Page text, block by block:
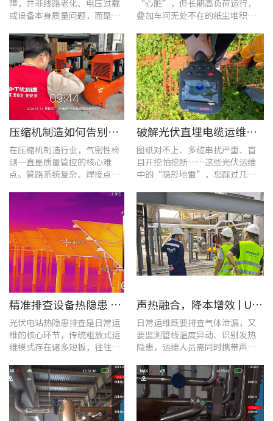
障，并非线路老化、电压过载
或设备本身质量问题，而是谐
易察觉的电能质量隐患导致。
“心脏”，但长期高负荷运行，
叠加车间无处不在的纸尘堆积，
端隐性发热。
压缩机制造如何告别“气密性焦虑”?UT568F红外声热成像仪实战揭秘
在压缩机制造行业，气密性检
测一直是质量管控的核心难
点。管路系统复杂、焊接点众
响产品的制冷性能和能效比
破解光伏直埋电缆运维难题：UT689B智能管线探测仪实测纪实
图纸对不上、多缆串扰严重、盲
目开挖怕挖断……这些光伏运维
中的“隐形地雷”，您踩过几
​精准排查设备热隐患 | UTi640J智能型红外热成像仪赋能光伏电站高效运维
光伏电站热隐患排查是日常运
维的核心环节，传统粗放式运
维模式存在诸多短板，往往面
境，制约电站运维效率与运行
安全性。
声热融合，降本增效 | UT568F红外声成像仪，以智能巡检筑牢气体厂区安全屏障
日常运维既要排查气体泄漏，又
要监测管线温度异动、识别发热
隐患，运维人员需同时携带声学
负重高、频繁切换工具，整体巡
检效率低下。